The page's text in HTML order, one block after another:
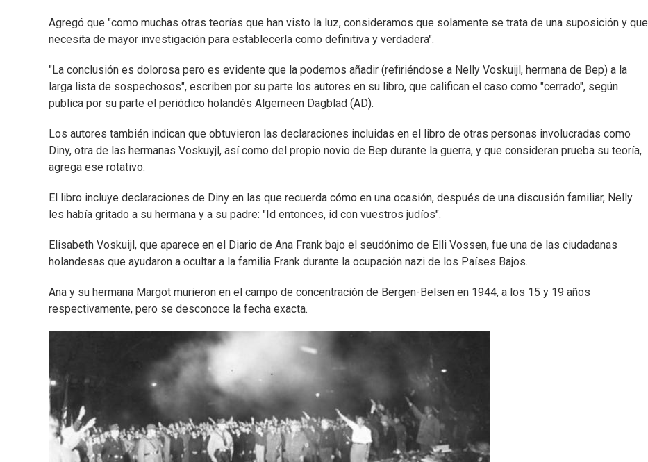
Agregó que "como muchas otras teorías que han visto la luz, consideramos que solamente se trata de una suposición y que
necesita de mayor investigación para establecerla como definitiva y verdadera".
"La conclusión es dolorosa pero es evidente que la podemos añadir (refiriéndose a Nelly Voskuijl, hermana de Bep) a la
larga lista de sospechosos", escriben por su parte los autores en su libro, que califican el caso como "cerrado", según
publica por su parte el periódico holandés Algemeen Dagblad (AD).
Los autores también indican que obtuvieron las declaraciones incluidas en el libro de otras personas involucradas como
Diny, otra de las hermanas Voskuyjl, así como del propio novio de Bep durante la guerra, y que consideran prueba su teoría,
agrega ese rotativo.
El libro incluye declaraciones de Diny en las que recuerda cómo en una ocasión, después de una discusión familiar, Nelly
les había gritado a su hermana y a su padre: "Id entonces, id con vuestros judíos".
Elisabeth Voskuijl, que aparece en el Diario de Ana Frank bajo el seudónimo de Elli Vossen, fue una de las ciudadanas
holandesas que ayudaron a ocultar a la familia Frank durante la ocupación nazi de los Países Bajos.
Ana y su hermana Margot murieron en el campo de concentración de Bergen-Belsen en 1944, a los 15 y 19 años
respectivamente, pero se desconoce la fecha exacta.